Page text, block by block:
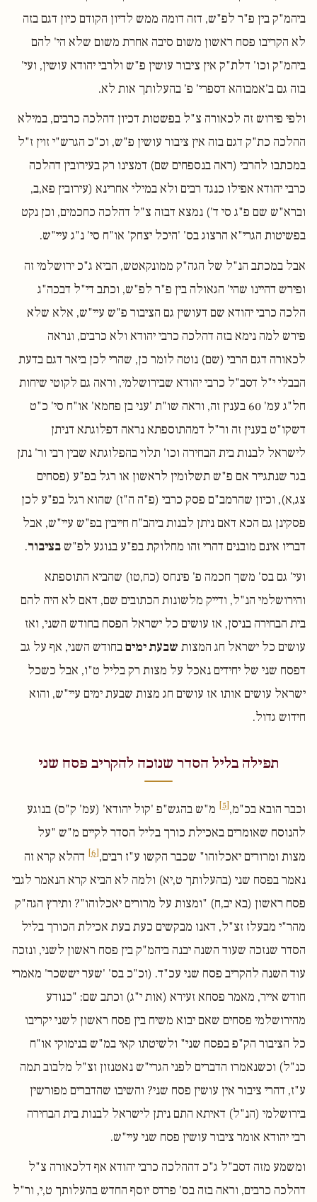
ביהמ"ק בין פ"ר לפ"ש, דזה דומה ממש לדיון הקודם כיון דגם בזה
לא הקריבו פסח ראשון משום סיבה אחרת משום שלא הי' להם
ביהמ"ק וכו' דלת"ק אין ציבור עושין פ"ש ולרבי יהודא עושין, ועי'
בזה גם ב'אמבוהא דספרי' פ' בהעלותך אות לא.
ולפי פירוש זה לכאורה צ"ל בפשטות דכיון דהלכה כרבים, במילא
ההלכה כת"ק דגם בזה אין ציבור עושין פ"ש, וכ"כ הגרש"י זוין ז"ל
במכתבו להרבי (ראה בנספחים שם) דמצינו רק בעירובין דהלכה
כרבי יהודא אפילו כנגד רבים ולא במילי אחרינא (עירובין פא,ב,
וברא"ש שם פ"ג סי ד') נמצא דבזה צ"ל דהלכה כחכמים, וכן נקט
בפשיטות הגרי"א הרצוג בס' 'היכל יצחק' או"ח סי' נ"ג עיי"ש.
אבל במכתב הנ"ל של הגה"ק ממונקאטש, הביא ג"כ ירושלמי זה
ופירש דהיינו שהי' הגאולה בין פ"ר לפ"ש, וכתב די"ל דבכה"ג
הלכה כרבי יהודא שם דעושין גם הציבור פ"ש עיי"ש, אלא שלא
פירש למה נימא בזה דהלכה כרבי יהודא ולא כרבים, ונראה
לכאורה דגם הרבי (שם) נוטה לומר כן, שהרי לכן ביאר דגם בדעת
הבבלי י"ל דסב"ל כרבי יהודא שבירושלמי, וראה גם לקוטי שיחות
חל"ג עמ' 60 בענין זה, וראה שו"ת 'עני בן פחמא' או"ח סי' כ"ט
דשקו"ט בענין זה ור"ל דמהתוספתא נראה דפלוגתא דניתן
לישראל לבנות בית הבחירה וכו' תלוי בהפלוגתא שבין רבי ור' נתן
בגר שנתגייר אם פ"ש תשלומין לראשון או רגל בפ"ע (פסחים
צג,א), וכיון שהרמב"ם פסק כרבי (פ"ה ה"ז) שהוא רגל בפ"ע לכן
פסקינן גם הכא דאם ניתן לבנות ביהב"ח חייבין בפ"ש עיי"ש, אבל
דבריו אינם מובנים דהרי זהו מחלוקת בפ"ע בנוגע לפ"ש בציבור.
ועי' גם בס' משך חכמה פ' פינחס (כח,טז) שהביא התוספתא
והירושלמי הנ"ל, ודייק מלשונות הכתובים שם, דאם לא היה להם
בית הבחירה בניסן, אז עושים כל ישראל הפסח בחודש השני, ואז
עושים כל ישראל חג המצות שבעת ימיםבחודש השני, אף על גב
דפסח שני של יחידים נאכל על מצות רק בליל ט"ו, אבל כשכל
ישראל עושים אותו אז עושים חג מצות שבעת ימים עיי"ש, והוא
חידוש גדול.
תפילה בליל הסדר שנזכה להקריב פסח שני
וכבר הובא בכ"מ,[5]
מ"ש בהגש"פ 'קול יהודא' (עמ' ק"ס) בנוגע
להנוסח שאומרים באכילת כורך בליל הסדר לקיים מ"ש "על
מצות ומרורים יאכלוהו" שכבר הקשו ע"ז רבים,[6]
דהלא קרא זה
נאמר בפסח שני (בהעלותך ט,יא) ולמה לא הביא קרא הנאמר לגבי
פסח ראשון (בא יב,ח) "ומצות על מרורים יאכלוהו"? ותירץ הגה"ק
מהר"י מבעלז זצ"ל, דאנו מבקשים כעת בעת אכילת הכורך בליל
הסדר שנזכה שעוד השנה יבנה ביהמ"ק בין פסח ראשון לשני, ונזכה
עוד השנה להקריב פסח שני עכ"ד. (וכ"כ בס' 'שער יששכר' מאמרי
חודש אייר, מאמר פסחא זעירא (אות י"ג) וכתב שם: "כנודע
מהירושלמי פסחים שאם יבוא משיח בין פסח ראשון לשני יקריבו
כל הציבור הק"פ בפסח שני" ולשיטתו קאי במ"ש בנימוקי או"ח
כנ"ל) וכשנאמרו הדברים לפני הגרי"ש נאטנזון זצ"ל מלבוב תמה
ע"ז, דהרי ציבור אין עושין פסח שני? והשיבו שהדברים מפורשין
בירושלמי (הנ"ל) דאיתא התם ניתן לישראל לבנות בית הבחירה
רבי יהודא אומר ציבור עושין פסח שני עיי"ש.
ומשמע מזה דסב"ל ג"כ דההלכה כרבי יהודא אף דלכאורה צ"ל
דהלכה כרבים, וראה בזה בס' פרדס יוסף החדש בהעלותך ט,י, ור"ל